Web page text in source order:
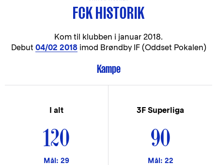
FCK HISTORIK
Kom til klubben i januar 2018.
Debut 04/02 2018imod Brøndby IF (Oddset Pokalen)
Kampe
I alt
120
Mål: 29
3F Superliga
90
Mål: 22